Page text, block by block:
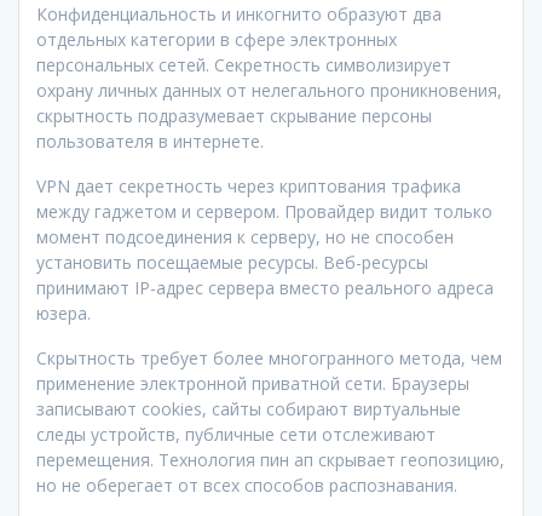
Конфиденциальность и инкогнито образуют два
отдельных категории в сфере электронных
персональных сетей. Секретность символизирует
охрану личных данных от нелегального проникновения,
скрытность подразумевает скрывание персоны
пользователя в интернете.
VPN дает секретность через криптования трафика
между гаджетом и сервером. Провайдер видит только
момент подсоединения к серверу, но не способен
установить посещаемые ресурсы. Веб-ресурсы
принимают IP-адрес сервера вместо реального адреса
юзера.
Скрытность требует более многогранного метода, чем
применение электронной приватной сети. Браузеры
записывают cookies, сайты собирают виртуальные
следы устройств, публичные сети отслеживают
перемещения. Технология пин ап скрывает геопозицию,
но не оберегает от всех способов распознавания.